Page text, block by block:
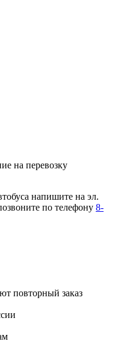
на перевозку
напишите на эл.
по телефону 8-
повторный заказ